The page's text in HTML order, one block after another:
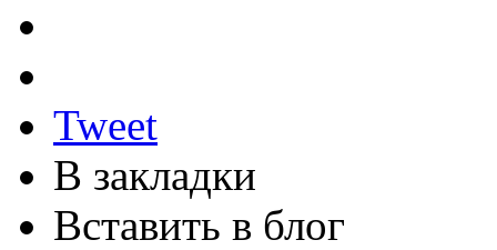
Tweet
В закладки
Вставить в блог